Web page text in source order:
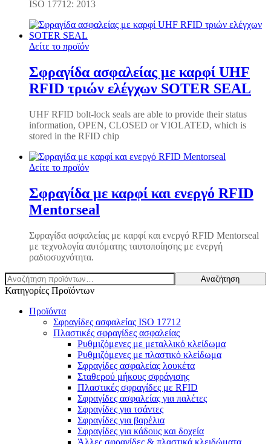
ISO 17712: 2013
Δείτε το προϊόν
Σφραγίδα ασφαλείας με καρφί UHF
RFID τριών ελέγχων SOTER SEAL
UHF RFID bolt-lock seals are able to provide their status
information, OPEN, CLOSED or VIOLATED, which is
stored in the RFID chip
Δείτε το προϊόν
Σφραγίδα με καρφί και ενεργό RFID
Mentorseal
Σφραγίδα ασφαλείας με καρφί και ενεργό RFID Mentorseal
με τεχνολογία αυτόματης ταυτοποίησης με ενεργή
ραδιοσυχνότητα.
Αναζήτηση
για:
Αναζήτηση
Κατηγορίες Προϊόντων
Προϊόντα
Σφραγίδες ασφαλείας ISO 17712
Πλαστικές σφραγίδες ασφαλείας
Ρυθμιζόμενες με μεταλλικό κλείδωμα
Ρυθμιζόμενες με πλαστικό κλείδωμα
Σφραγίδες ασφαλείας λουκέτα
Σταθερού μήκους σφράγισης
Πλαστικές σφραγίδες με RFID
Σφραγίδες ασφαλείας για παλέτες
Σφραγίδες για τσάντες
Σφραγίδες για βαρέλια
Σφραγίδες για κάδους και δοχεία
Άλλες σφραγίδες & πλαστικά κλειδώματα